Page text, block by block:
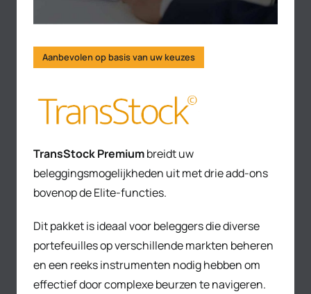
Aanbevolen op basis van uw keuzes
TransStock Premiumbreidt uw
beleggingsmogelijkheden uit met drie add-ons
bovenop de Elite-functies.
Dit pakket is ideaal voor beleggers die diverse
portefeuilles op verschillende markten beheren
en een reeks instrumenten nodig hebben om
effectief door complexe beurzen te navigeren.